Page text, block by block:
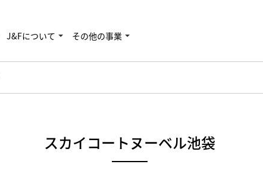
J&Fについて その他の事業
スカイコートヌーベル池袋